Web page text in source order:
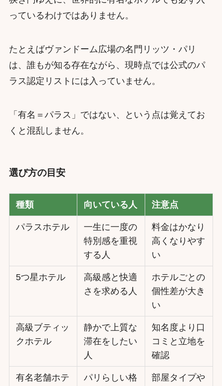
っているわけではありません。
たとえばヴァンドーム広場の名門リッツ・パリ
は、誰もが知る存在ながら、現時点では公式のパ
ラス認定リストには入っていません。
「有名＝パラス」ではない、という点は覚えてお
くと混乱しません。
選び方の目安
種類 向いている人 注意点
パラスホテル
一生に一度の
特別感を重視
する人
料金はかなり
高くなりやす
い
5つ星ホテル
高級感と快適
さを求める人
ホテルごとの
個性差が大き
い
高級ブティッ
クホテル
静かで上質な
滞在をしたい
人
知名度より口
コミと立地を
確認
有名老舗ホテ
パリらしい格
部屋タイプや